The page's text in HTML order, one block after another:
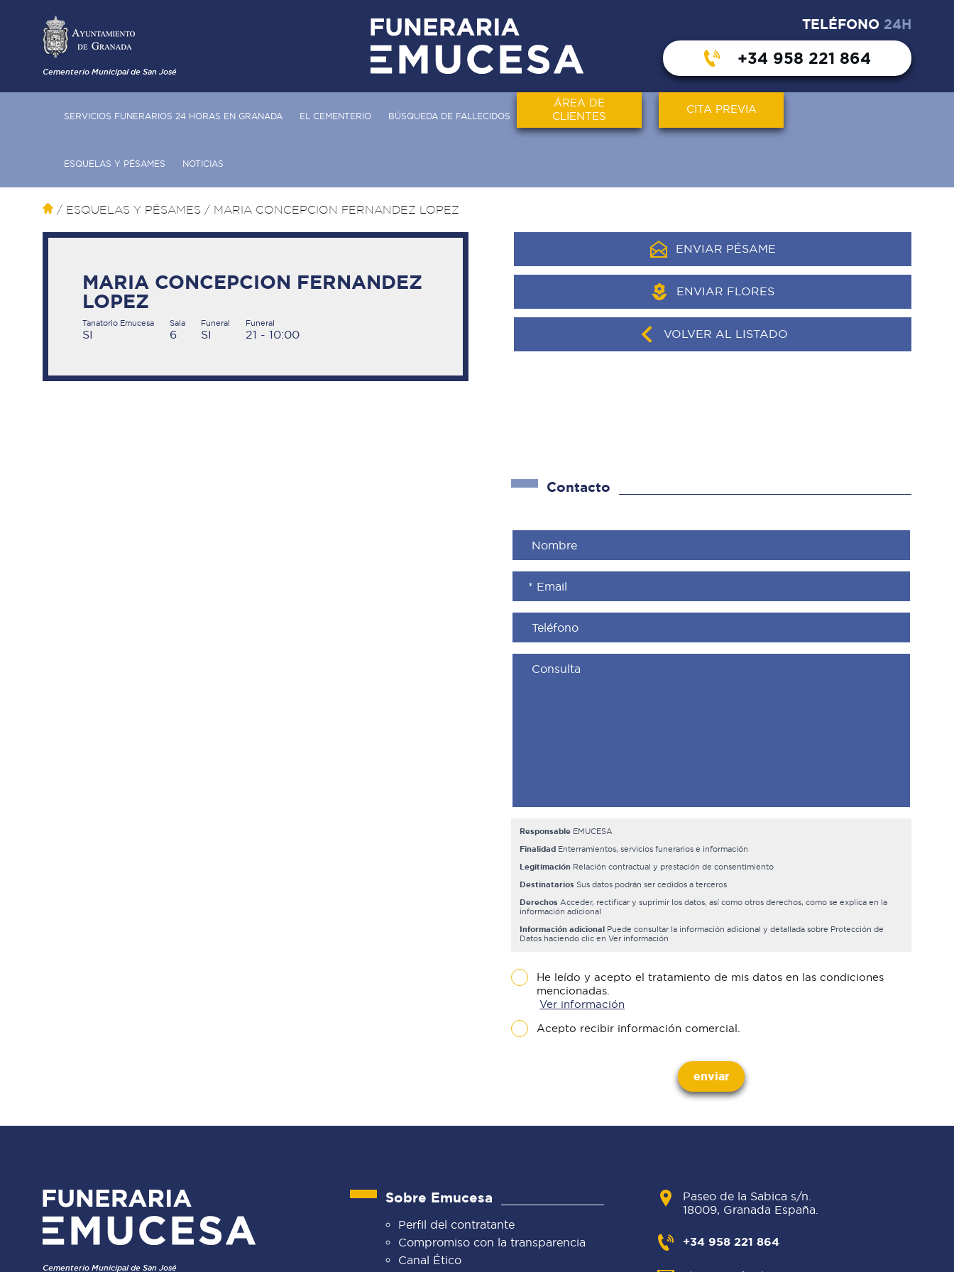
Cementerio Municipal de San José
TELÉFONO 24H
+34 958 221 864
SERVICIOS FUNERARIOS 24 HORAS EN GRANADA EL CEMENTERIO BÚSQUEDA DE FALLECIDOS
ESQUELAS Y PÉSAMES NOTICIAS
ÁREA DE
CLIENTES
CITA PREVIA
/ ESQUELAS Y PÉSAMES / MARIA CONCEPCION FERNANDEZ LOPEZ
MARIA CONCEPCION FERNANDEZ
LOPEZ
Tanatorio Emucesa
SI
Sala
6
Funeral
SI
Funeral
21 - 10:00
ENVIAR PÉSAME
ENVIAR FLORES
VOLVER AL LISTADO
Contacto
Responsable EMUCESA
Finalidad Enterramientos, servicios funerarios e información
Legitimación Relación contractual y prestación de consentimiento
Destinatarios Sus datos podrán ser cedidos a terceros
Derechos Acceder, rectificar y suprimir los datos, así como otros derechos, como se explica en la
información adicional
Información adicional Puede consultar la información adicional y detallada sobre Protección de
Datos haciendo clic en Ver información
He leído y acepto el tratamiento de mis datos en las condiciones
mencionadas.
Ver información
Acepto recibir información comercial.
enviar
Cementerio Municipal de San José
Sobre Emucesa
Perfil del contratante
Compromiso con la transparencia
Canal Ético
Paseo de la Sabica s/n.
18009, Granada España.
+34 958 221 864